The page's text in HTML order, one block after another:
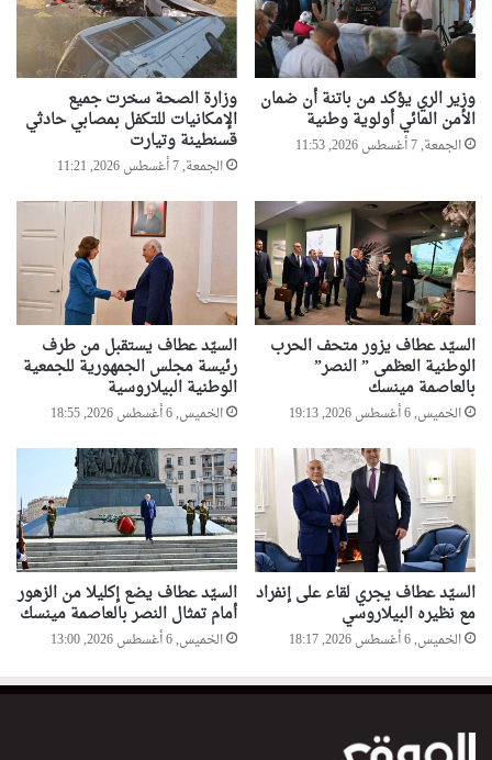
وزير الري يؤكد من باتنة أن ضمان
الأمن المائي أولوية وطنية
الجمعة, 7 أغسطس 2026, 11:53
وزارة الصحة سخرت جميع
الإمكانيات للتكفل بمصابي حادثي
قسنطينة وتيارت
الجمعة, 7 أغسطس 2026, 11:21
السيّد عطاف يزور متحف الحرب
الوطنية العظمى ” النصر”
بالعاصمة مينسك
الخميس, 6 أغسطس 2026, 19:13
السيّد عطاف يستقبل من طرف
رئيسة مجلس الجمهورية للجمعية
الوطنية البيلاروسية
الخميس, 6 أغسطس 2026, 18:55
السيّد عطاف يجري لقاء على إنفراد
مع نظيره البيلاروسي
الخميس, 6 أغسطس 2026, 18:17
السيّد عطاف يضع إكليلا من الزهور
أمام تمثال النصر بالعاصمة مينسك
الخميس, 6 أغسطس 2026, 13:00